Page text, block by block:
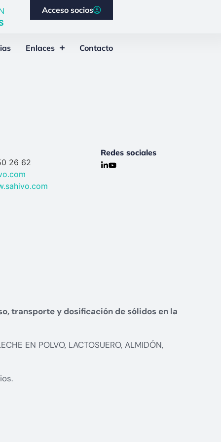
Acceso socios
Enlaces Contacto
26 62
Redes sociales
transporte y dosificación de sólidos en la
EN POLVO, LACTOSUERO, ALMIDÓN,